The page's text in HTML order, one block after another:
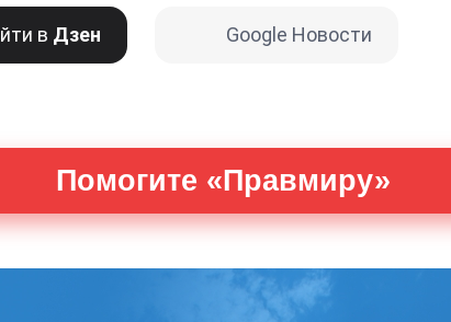
в Дзен Google Новости
Помогите «Правмиру»